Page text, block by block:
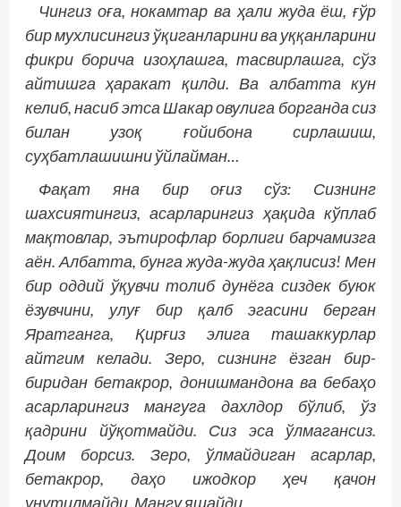
Чингиз оға, нокамтар ва ҳали жуда ёш, ғўр
бир мухлисингиз ўқиганларини ва уққанларини
фикри борича изоҳлашга, тас­вирлашга, сўз
айтишга ҳаракат қилди. Ва албатта кун
келиб, насиб этса Шакар овулига борганда сиз
билан узоқ ғойибона сирлашиш,
суҳбатлашишни ўйлайман…
Фақат яна бир оғиз сўз: Сизнинг
шахсиятингиз, асарларингиз ҳақида кўплаб
мақтовлар, эътирофлар борлиги барчамизга
аён. Албатта, бунга жуда-жуда ҳақлисиз! Мен
бир оддий ўқувчи толиб дунё­­га сиздек буюк
ёзувчини, улуғ бир қалб эгасини берган
Яратганга, Қирғиз элига ташаккурлар
айтгим келади. Зеро, сизнинг ёзган бир-
биридан бетакрор, донишмандона ва бебаҳо
асарларингиз мангуга дахлдор бўлиб, ўз
қадрини йўқотмайди. Сиз эса ўлмагансиз.
Доим борсиз. Зеро, ўлмайдиган асарлар,
бетакрор, даҳо ижодкор ҳеч қачон
унутилмайди. Мангу яшайди.